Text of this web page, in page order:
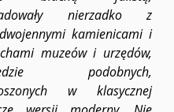
nierzadko z
kamienicami i
muzeów i urzędów,
podobnych,
w klasycznej